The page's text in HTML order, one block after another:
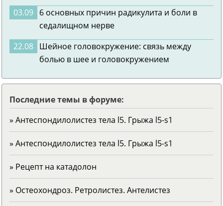
03.09 6 основных причин радикулита и боли в
седалищном нерве
22.08 Шейное головокружение: связь между
болью в шее и головокружением
Последние темы в форуме:
» Антеспондилолистез тела l5. Грыжа l5-s1
» Антеспондилолистез тела l5. Грыжа l5-s1
» Рецепт на катадолон
» Остеохондроз. Ретролистез. Антелистез